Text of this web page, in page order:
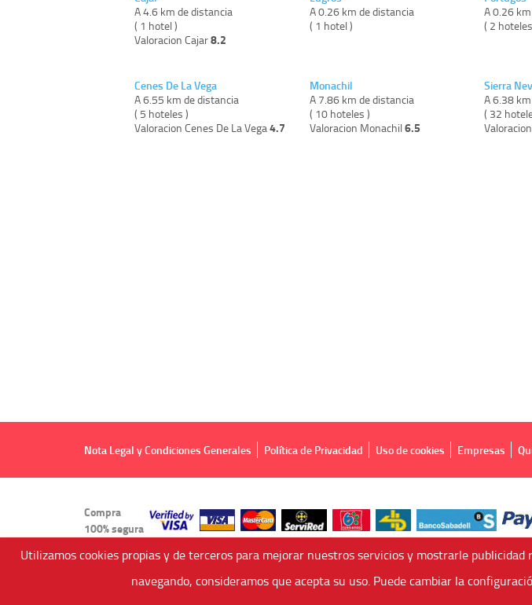
A 4.6 km de distancia
( 1 hotel )
Valoracion Cajar8.2
Cenes De La Vega
A 6.55 km de distancia
( 5 hoteles )
Valoracion Cenes De La Vega 4.7
A 0.26 km de distancia
( 1 hotel )
Monachil
A 7.86 km de distancia
( 10 hoteles )
Valoracion Monachil6.5
A 0.26
( 2
Sierra
A 6.38
( 32
Nota Legal y Condiciones Generales Política de Privacidad Uso de cookies Empresas
Compra
100% segura
Viajes Anticiclón, S.L. Agencia de Viajes Online - C.I. MU-107-2-
Utilizamos cookies propias y de terceros para mejorar nuestros servicios y mostrarle
navegando, consideramos que acepta su uso. Puede cambiar la